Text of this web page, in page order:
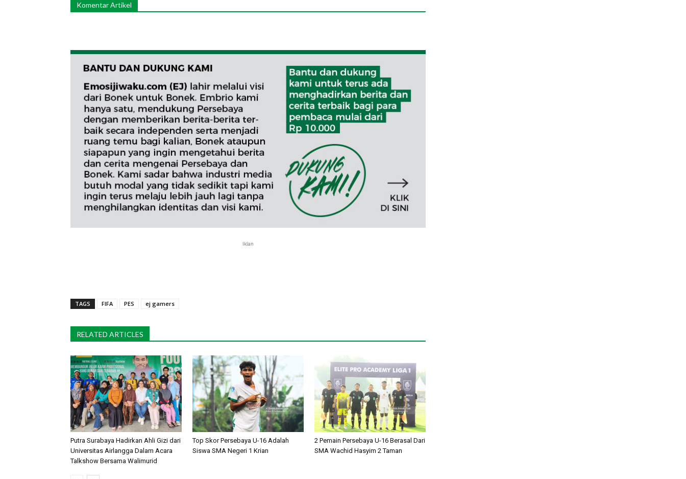
Komentar Artikel
Iklan
TAGS FIFA PES ej gamers
RELATED ARTICLES
Putra Surabaya Hadirkan Ahli Gizi dari
Universitas Airlangga Dalam Acara
Talkshow Bersama Walimurid
Top Skor Persebaya U-16 Adalah
Siswa SMA Negeri 1 Krian
2 Pemain Persebaya U-16 Berasal Dari
SMA Wachid Hasyim 2 Taman